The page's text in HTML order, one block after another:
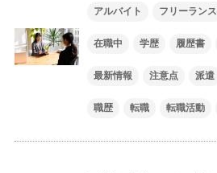
アルバイト フリーランス
在職中 学歴 履歴書
最新情報 注意点 派遣
職歴 転職 転職活動